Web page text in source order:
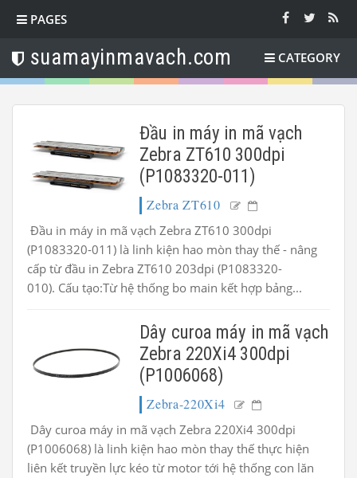
PAGES
suamayinmavach.com CATEGORY
Đầu in máy in mã vạch
Zebra ZT610 300dpi
(P1083320-011)
Zebra ZT610
Đầu in máy in mã vạch Zebra ZT610 300dpi
(P1083320-011) là linh kiện hao mòn thay thế - nâng
cấp từ đầu in Zebra ZT610 203dpi (P1083320-
010). Cấu tạo:Từ hệ thống bo main kết hợp bảng...
Dây curoa máy in mã vạch
Zebra 220Xi4 300dpi
(P1006068)
Zebra-220Xi4
Dây curoa máy in mã vạch Zebra 220Xi4 300dpi
(P1006068) là linh kiện hao mòn thay thế thực hiện
liên kết truyền lực kéo từ motor tới hệ thống con lăn